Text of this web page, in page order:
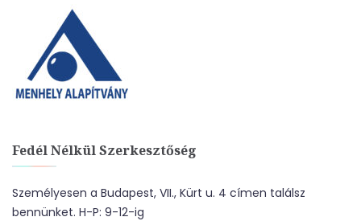
Fedél Nélkül Szerkesztőség
Személyesen a Budapest, VII., Kürt u. 4 címen találsz
bennünket. H-P: 9-12-ig